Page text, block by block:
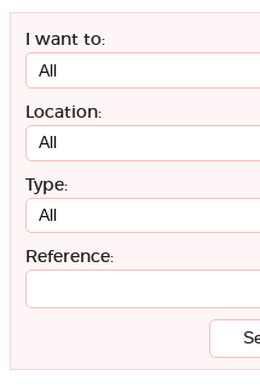
I want to:
Location:
Type:
Reference: